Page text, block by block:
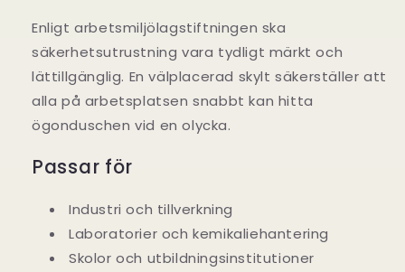
Enligt arbetsmiljölagstiftningen ska
säkerhetsutrustning vara tydligt märkt och
lättillgänglig. En välplacerad skylt säkerställer att
alla på arbetsplatsen snabbt kan hitta
ögonduschen vid en olycka.
Passar för
Industri och tillverkning
Laboratorier och kemikaliehantering
Skolor och utbildningsinstitutioner